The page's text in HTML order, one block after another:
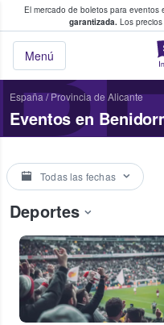
El mercado de boletos para eventos
garantizada. Los
Menú
fans compran
España/Provincia de Alicante
Eventos en
Todas las fechas
Deportes